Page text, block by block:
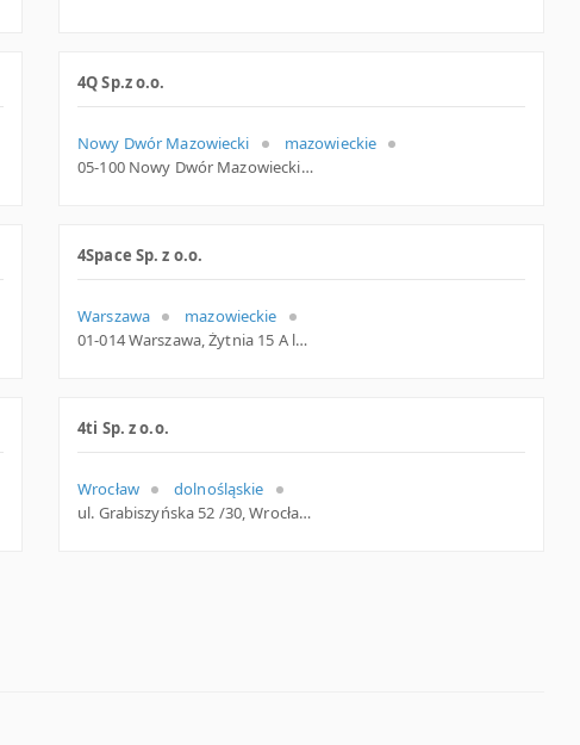
4Q Sp.z o.o.
Nowy Dwór Mazowiecki
mazowieckie
05-100 Nowy Dwór Mazowiecki, Leśna 2, woj. Mazowieckie, pow. Nowodworski, gm. Nowy Dwór Mazowiecki
4Space Sp. z o.o.
Warszawa
mazowieckie
01-014 Warszawa, Żytnia 15 A lok. 13, woj. Mazowieckie, pow. Warszawa, gm. Warszawa
4ti Sp. z o.o.
Wrocław
dolnośląskie
ul. Grabiszyńska 52 /30, Wrocław